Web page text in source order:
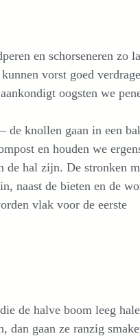
en schorseneren zo
vorst goed
oogsten we
de knollen gaan in een
en houden we
de hal zijn. De stronken
naast de bieten en de
vlak voor de eerste
de halve boom leeg
dan gaan ze ranzig